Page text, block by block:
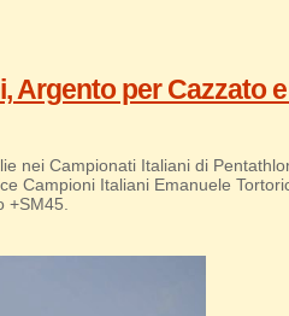
Argento per Cazzato
nei Campionati Italiani di
Campioni Italiani Emanuele
+SM45.